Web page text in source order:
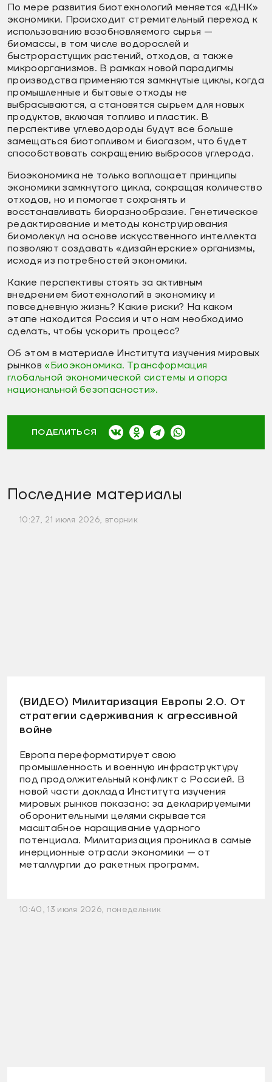
По мере развития биотехнологий меняется «ДНК»
экономики. Происходит стремительный переход к
использованию возобновляемого сырья —
биомассы, в том числе водорослей и
быстрорастущих растений, отходов, а также
микроорганизмов. В рамках новой парадигмы
производства применяются замкнутые циклы, когда
промышленные и бытовые отходы не
выбрасываются, а становятся сырьем для новых
продуктов, включая топливо и пластик. В
перспективе углеводороды будут все больше
замещаться биотопливом и биогазом, что будет
способствовать сокращению выбросов углерода.
Биоэкономика не только воплощает принципы
экономики замкнутого цикла, сокращая количество
отходов, но и помогает сохранять и
восстанавливать биоразнообразие. Генетическое
редактирование и методы конструирования
биомолекул на основе искусственного интеллекта
позволяют создавать «дизайнерские» организмы,
исходя из потребностей экономики.
Какие перспективы стоять за активным
внедрением биотехнологий в экономику и
повседневную жизнь? Какие риски? На каком
этапе находится Россия и что нам необходимо
сделать, чтобы ускорить процесс?
Об этом в материале Института изучения мировых
рынков«Биоэкономика. Трансформация
глобальной экономической системы и опора
национальной безопасности».
ПОДЕЛИТЬСЯ
Последние материалы
10:27, 21 июля 2026, вторник
(ВИДЕО) Милитаризация Европы 2.0. От
стратегии сдерживания к агрессивной
войне
Европа переформатирует свою
промышленность и военную инфраструктуру
под продолжительный конфликт с Россией. В
новой части доклада Института изучения
мировых рынков показано: за декларируемыми
оборонительными целями скрывается
масштабное наращивание ударного
потенциала. Милитаризация проникла в самые
инерционные отрасли экономики — от
металлургии до ракетных программ.
10:40, 13 июля 2026, понедельник